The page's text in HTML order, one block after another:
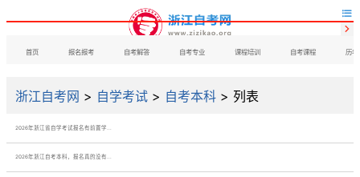

首页 报名报考 自考解答 自考专业 课程培训 自考课程 历年

浙江自考网 > 自学考试> 自考本科> 列表
2026年浙江省自学考试报名有前置学...
2026年浙江自考本科，报名真的没有...